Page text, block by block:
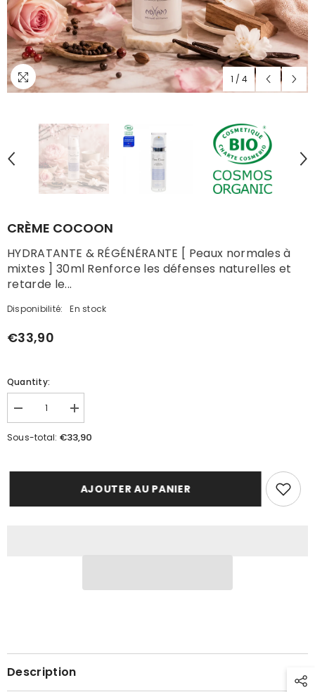
1 / 4
CRÈME COCOON
HYDRATANTE & RÉGÉNÉRANTE [ Peaux normales à
mixtes ] 30ml Renforce les défenses naturelles et
retarde le...
Disponibilité: En stock
€33,90
Quantity:
Réduire
la
quantité
Augmenter
la
quantité
de
Sous-total: €33,90
AJOUTER AU PANIER
Description